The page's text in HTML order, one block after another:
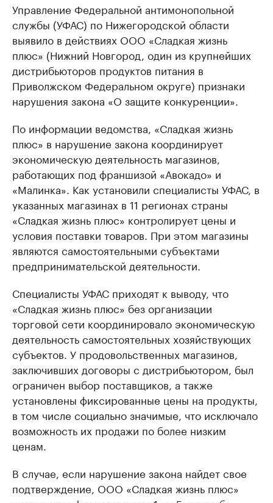
Управление Федеральной антимонопольной
службы (УФАС) по Нижегородской области
выявило в действиях ООО «Сладкая жизнь
плюс» (Нижний Новгород, один из крупнейших
дистрибьюторов продуктов питания в
Приволжском Федеральном округе) признаки
нарушения закона «О защите конкуренции».
По информации ведомства, «Сладкая жизнь
плюс» в нарушение закона координирует
экономическую деятельность магазинов,
работающих под франшизой «Авокадо» и
«Малинка». Как установили специалисты УФАС, в
указанных магазинах в 11 регионах страны
«Сладкая жизнь плюс» контролирует цены и
условия поставки товаров. При этом магазины
являются самостоятельными субъектами
предпринимательской деятельности.
Специалисты УФАС приходят к выводу, что
«Сладкая жизнь плюс» без организации
торговой сети координировало экономическую
деятельность самостоятельных хозяйствующих
субъектов. У продовольственных магазинов,
заключивших договоры с дистрибьютором, был
ограничен выбор поставщиков, а также
установлены фиксированные цены на продукты,
в том числе социально значимые, что исключало
возможность их продажи по более низким
ценам.
В случае, если нарушение закона найдет свое
подтверждение, ООО «Сладкая жизнь плюс»